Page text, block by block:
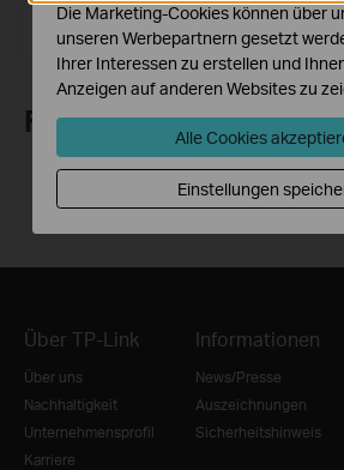
E-Mail-Adresse
Folge uns
Über TP-Link
Über uns
Nachhaltigkeit
Unternehmensprofil
Karriere
Informationen
News/Presse
Auszeichnungen
Sicherheitshinweis
Die Marketing-Cookies können über
unseren Werbepartnern gesetzt
Ihrer Interessen zu erstellen und
Anzeigen auf anderen Websites zu
Alle Cookies
Einstellungen